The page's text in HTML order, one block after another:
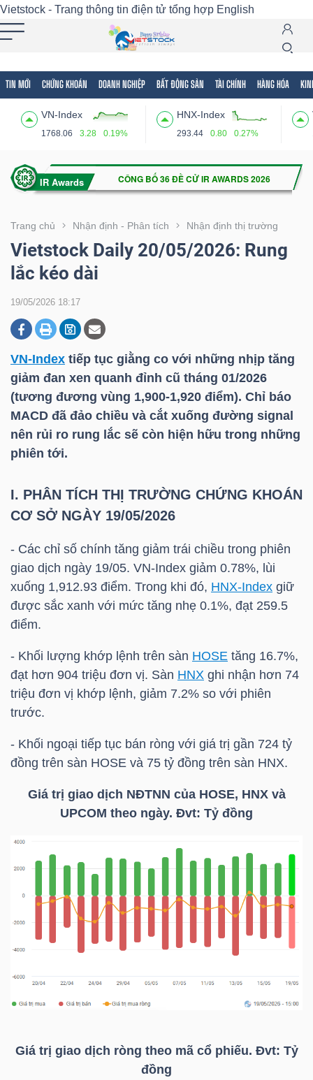
Vietstock - Trang thông tin điện tử tổng hợp English
TIN MỚI CHỨNG KHOÁN DOANH NGHIỆP BẤT ĐỘNG SẢN TÀI CHÍNH HÀNG HÓA
VN-Index
1768.06 3.28 0.19%
HNX-Index
293.44 0.80 0.27%
Trang chủ Nhận định - Phân tích Nhận định thị trường
Vietstock Daily 20/05/2026: Rung
lắc kéo dài
19/05/2026 18:17
VN-Index tiếp tục giằng co với những nhịp tăng
giảm đan xen quanh đỉnh cũ tháng 01/2026
(tương đương vùng 1,900-1,920 điểm). Chỉ báo
MACD đã đảo chiều và cắt xuống đường signal
nên rủi ro rung lắc sẽ còn hiện hữu trong những
phiên tới.
I. PHÂN TÍCH THỊ TRƯỜNG CHỨNG KHOÁN
CƠ SỞ NGÀY 19/05/2026
- Các chỉ số chính tăng giảm trái chiều trong phiên
giao dịch ngày 19/05. VN-Index giảm 0.78%, lùi
xuống 1,912.93 điểm. Trong khi đó, HNX-Index giữ
được sắc xanh với mức tăng nhẹ 0.1%, đạt 259.5
điểm.
- Khối lượng khớp lệnh trên sàn HOSE tăng 16.7%,
đạt hơn 904 triệu đơn vị. Sàn HNX ghi nhận hơn 74
triệu đơn vị khớp lệnh, giảm 7.2% so với phiên
trước.
- Khối ngoại tiếp tục bán ròng với giá trị gần 724 tỷ
đồng trên sàn HOSE và 75 tỷ đồng trên sàn HNX.
Giá trị giao dịch NĐTNN của HOSE, HNXvà
UPCOM theo ngày. Đvt: Tỷ đồng
Giá trị giao dịch ròng theo mã cổ phiếu. Đvt: Tỷ
đồng
Tất cả Tính năng Ngành Mã chứng khoán
Tính
(-)
VIETSTOCK
CHỨNG
DOANH
NGHIỆP
TÀI
CHÍNH
HÓA
KINH
TẾ
DƯƠNG